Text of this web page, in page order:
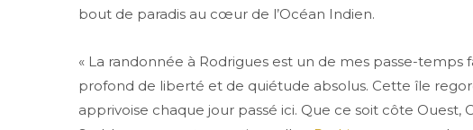
bout de paradis au cœur de l’Océan Indien.
« La randonnée à Rodrigues est un de mes passe-temps
profond de liberté et de quiétude absolus. Cette île
apprivoise chaque jour passé ici. Que ce soit côte Ouest,